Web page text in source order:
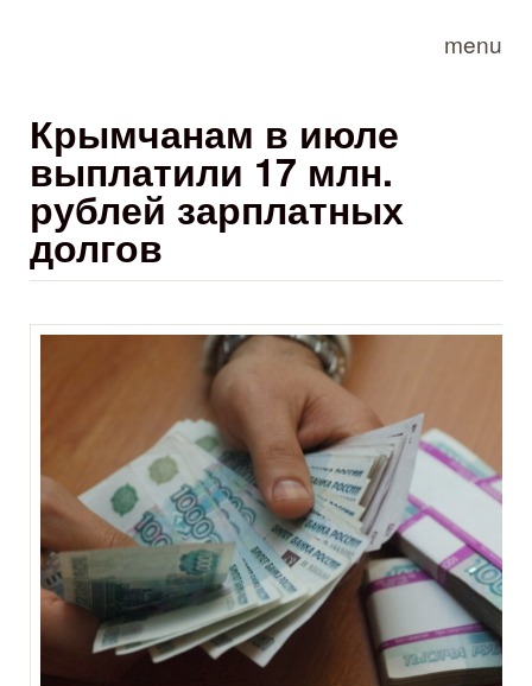
menu
Крымчанам в июле
выплатили 17 млн.
рублей зарплатных
долгов